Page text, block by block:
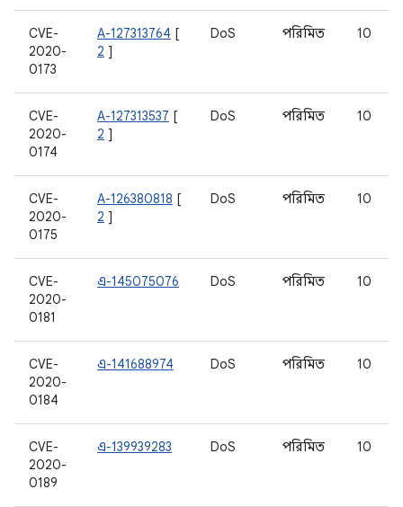
CVE-
2020-
0173
A-127313764 [
2 ]
DoS পরিমিত 10
CVE-
2020-
0174
A-127313537 [
2 ]
DoS পরিমিত 10
CVE-
2020-
0175
A-126380818 [
2 ]
DoS পরিমিত 10
CVE-
2020-
0181
এ-145075076 DoS পরিমিত 10
CVE-
2020-
0184
এ-141688974 DoS পরিমিত 10
CVE-
2020-
0189
এ-139939283 DoS পরিমিত 10